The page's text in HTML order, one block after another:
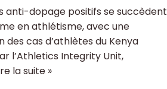
anti-dopage positifs se succèdent
en athlétisme, avec une
des cas d’athlètes du Kenya
l’Athletics Integrity Unit,
la suite »